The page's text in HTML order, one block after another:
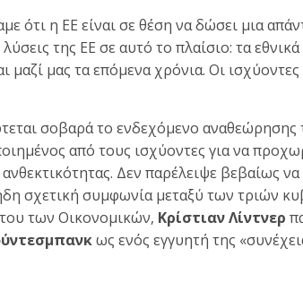
ότι η ΕΕ είναι σε θέση να δώσει μια
της ΕΕ σε αυτό το πλαίσιο: τα
μαζί μας τα επόμενα χρόνια. Οι
σοβαρά το ενδεχόμενο
από τους ισχύοντες για να
Δεν παρέλειψε βεβαίως να
σχετική συμφωνία μεταξύ των τριών
των Οικονομικών, Κρίστιαν Λίντνερ
ως ενός εγγυητή της